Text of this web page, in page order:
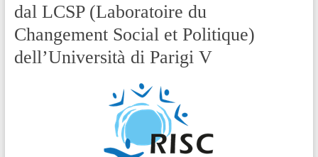
dal LCSP (Laboratoire du
Changement Social et Politique)
dell’Università di Parigi V